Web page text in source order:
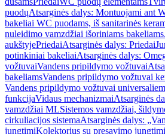
puodųAtsarginės dalys: Montuojami ant
bakeliai WC puodams, iš sanitarinės
nuleidimo vamzdžiai išoriniams bakeliams
aukštyjePriedaiAtsarginės dalys: Priedai
potinkiniai bakeliaiAtsarginės dalys:
vožtuvaiVandens pripildymo vožtuvai
bakeliamsVandens pripildymo vožtuvai
Vandens pripildymo vožtuvai
funkcijaVidaus mechanizmaiAtsarginės
vamzdžiai MLSistemos vamzdžiai,
cirkuliacijos sistemaAtsarginės dalys:
jungtimiKolektorius su presavimo jungtimi